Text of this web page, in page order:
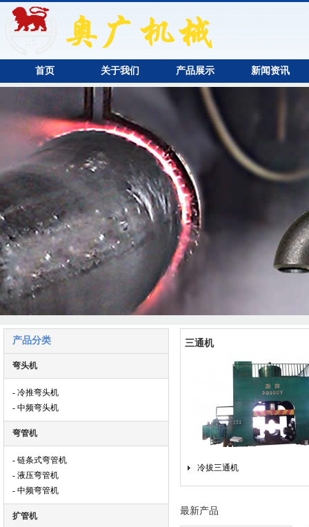
首页 关于我们 产品展示 新闻资讯
产品分类
弯头机
- 冷推弯头机
- 中频弯头机
弯管机
- 链条式弯管机
- 液压弯管机
- 中频弯管机
扩管机
三通机
冷拔三通机
最新产品